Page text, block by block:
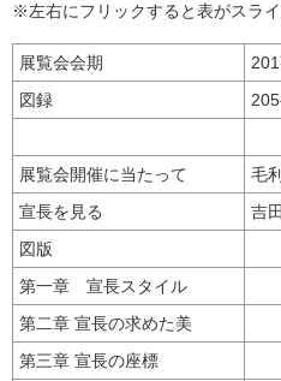
※左右にフリックすると表がスライ
展覧会会期
図録
展覧会開催に当たって
毛
宣長を見る
吉
図版
第一章 宣長スタイル
第二章 宣長の求めた美
第三章 宣長の座標